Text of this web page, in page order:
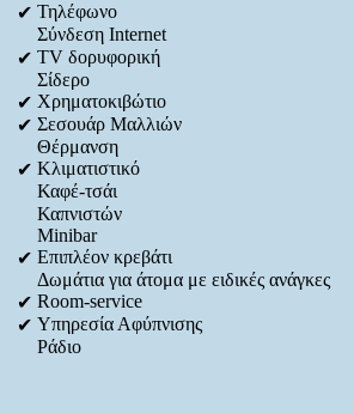
✔ Τηλέφωνο
Σύνδεση Internet
✔ TV δορυφορική
Σίδερο
✔ Χρηματοκιβώτιο
✔ Σεσουάρ Μαλλιών
Θέρμανση
✔ Κλιματιστικό
Καφέ-τσάι
Καπνιστών
Minibar
✔ Επιπλέον κρεβάτι
Δωμάτια για άτομα με ειδικές ανάγκες
✔ Room-service
✔ Υπηρεσία Αφύπνισης
Ράδιο